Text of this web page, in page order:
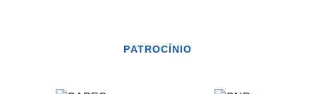
PATROCÍNIO